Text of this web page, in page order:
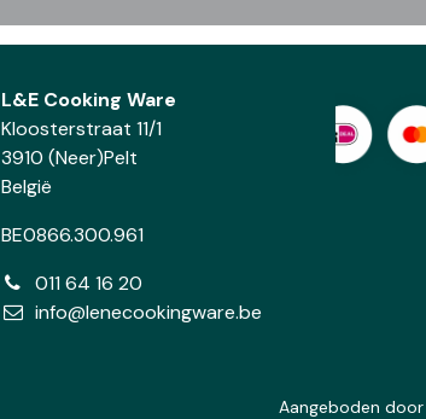
L&E Cooking Ware
Kloosterstraat 11/1
3910 (Neer)Pelt
België
BE0866.300.961
011 64 16 20
info@lenecookingware.be
Aangeboden door